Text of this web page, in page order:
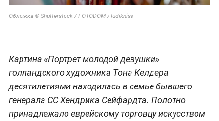
Обложка © Shutterstock / FOTODOM / ludikniss
Картина «Портрет молодой девушки»
голландского художника Тона Келдера
десятилетиями находилась в семье бывшего
генерала СС Хендрика Сейфардта. Полотно
принадлежало еврейскому торговцу искусством